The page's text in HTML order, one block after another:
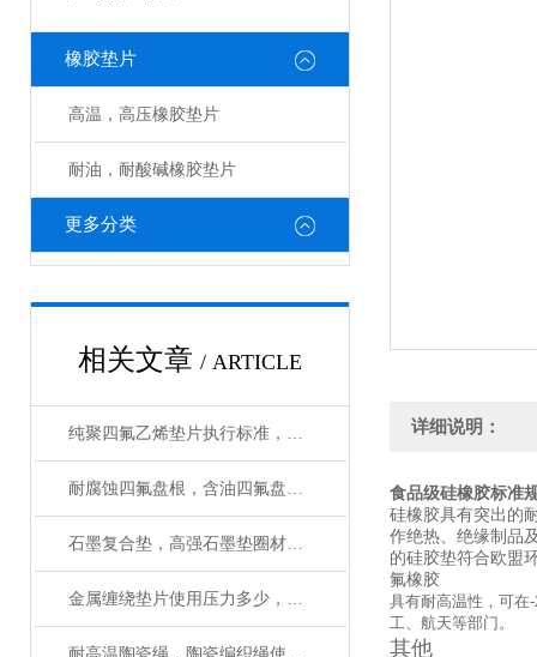
橡胶垫片
高温，高压橡胶垫片
耐油，耐酸碱橡胶垫片
更多分类
相关文章 / ARTICLE
纯聚四氟乙烯垫片执行标准，检验报告
耐腐蚀四氟盘根，含油四氟盘根性能与用途
石墨复合垫，高强石墨垫圈材质与性能
金属缠绕垫片使用压力多少，使用温度多少
详细说明：
食品级硅橡胶标准
硅橡胶具有突出的
作绝热、绝缘制品
的硅胶垫符合欧盟
氟橡胶
具有耐高温性，可在
工、航天等部门。
其他